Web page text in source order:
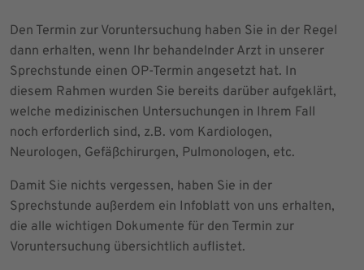
Den Termin zur Voruntersuchung haben Sie in der Regel
dann erhalten, wenn Ihr behandelnder Arzt in unserer
Sprechstunde einen OP-Termin angesetzt hat. In
diesem Rahmen wurden Sie bereits darüber aufgeklärt,
welche medizinischen Untersuchungen in Ihrem Fall
noch erforderlich sind, z.B. vom Kardiologen,
Neurologen, Gefäßchirurgen, Pulmonologen, etc.
Damit Sie nichts vergessen, haben Sie in der
Sprechstunde außerdem ein Infoblatt von uns erhalten,
die alle wichtigen Dokumente für den Termin zur
Voruntersuchung übersichtlich auflistet.